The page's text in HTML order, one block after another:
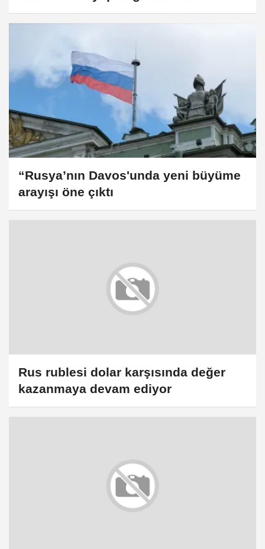
“Rusya’nın Davos'unda yeni büyüme
arayışı öne çıktı
Rus rublesi dolar karşısında değer
kazanmaya devam ediyor